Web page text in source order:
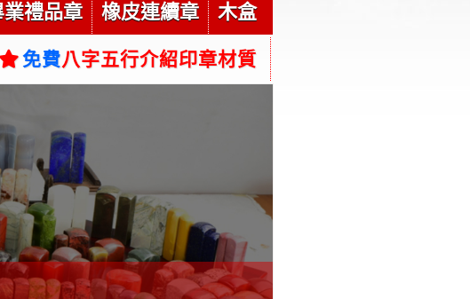
業禮品章 橡皮連續章 木盒
免費八字五行介紹印章材質